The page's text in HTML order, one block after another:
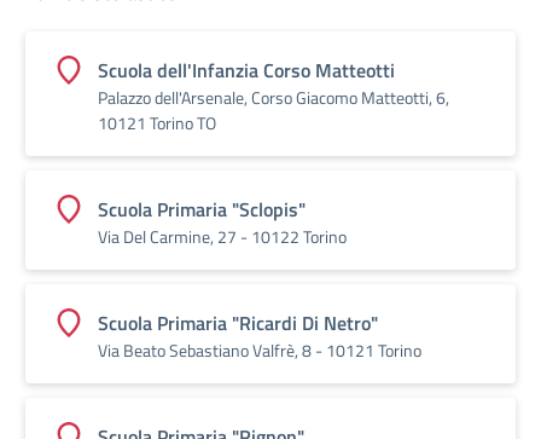
Scuola dell'Infanzia Corso Matteotti
Palazzo dell'Arsenale, Corso Giacomo Matteotti, 6,
10121 Torino TO
Scuola Primaria "Sclopis"
Via Del Carmine, 27 - 10122 Torino
Scuola Primaria "Ricardi Di Netro"
Via Beato Sebastiano Valfrè, 8 - 10121 Torino